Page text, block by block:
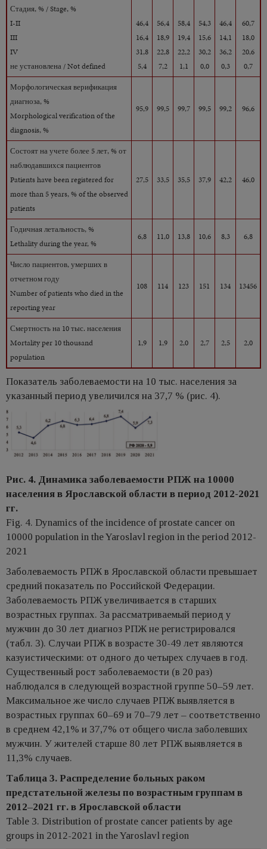
Стадия, % / Stage, %
I-II
III
IV
не установлена / Not defined
46,4
16,4
31,8
5,4
56,4
18,9
22,8
7,2
58,4
19,4
22,2
1,1
54,3
15,6
30,2
0,0
46,4
14,1
36,2
0,3
60,7
18,0
20,6
0,7
Морфологическая верификация
диагноза, %
Morphological verification of the
diagnosis, %
95,9 99,5 99,7 99,5 99,2 96,6
Состоят на учете более 5 лет, % от
наблюдавшихся пациентов
Patients have been registered for
more than 5 years, % of the observed
patients
27,5 33,5 35,5 37,9 42,2 46,0
Годичная летальность, %
Lethality during the year, %
6,8 11,0 13,8 10,6 8,3 6,8
Число пациентов, умерших в
отчетном году
Number of patients who died in the
reporting year
108 114 123 151 134 13456
Смертность на 10 тыс. населения
Mortality per 10 thousand
population
1,9 1,9 2,0 2,7 2,5 2,0
Показатель заболеваемости на 10 тыс. населения за
указанный период увеличился на 37,7 % (рис. 4).
Рис. 4. Динамика заболеваемости РПЖ на 10000
населения в Ярославской области в период 2012-2021
гг.
Fig. 4. Dynamics of the incidence of prostate cancer on
10000 population in the Yaroslavl region in the period 2012-
2021
Заболеваемость РПЖ в Ярославской области превышает
средний показатель по Российской Федерации.
Заболеваемость РПЖ увеличивается в старших
возрастных группах. За рассматриваемый период у
мужчин до 30 лет диагноз РПЖ не регистрировался
(табл. 3). Случаи РПЖ в возрасте 30-49 лет являются
казуистическими: от одного до четырех случаев в год.
Существенный рост заболеваемости (в 20 раз)
наблюдался в следующей возрастной группе 50–59 лет.
Максимальное же число случаев РПЖ выявляется в
возрастных группах 60–69 и 70–79 лет – соответственно
в среднем 42,1% и 37,7% от общего числа заболевших
мужчин. У жителей старше 80 лет РПЖ выявляется в
11,3% случаев.
Таблица 3. Распределение больных раком
предстательной железы по возрастным группам в
2012–2021 гг. в Ярославской области
Table 3. Distribution of prostate cancer patients by age
groups in 2012-2021 in the Yaroslavl region